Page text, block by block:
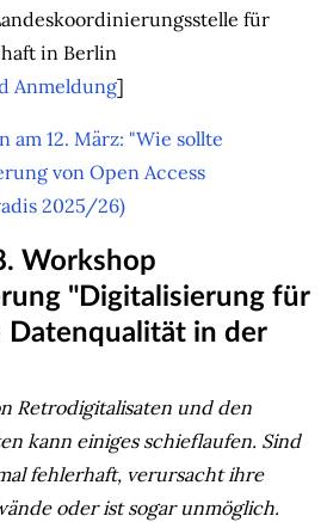
für
in Berlin
Anmeldung]
am 12. März: "Wie sollte
von Open Access
2025/26)
Workshop
"Digitalisierung für
Datenqualität in der
Retrodigitalisaten und den
kann einiges schieflaufen. Sind
fehlerhaft, verursacht ihre
oder ist sogar unmöglich.